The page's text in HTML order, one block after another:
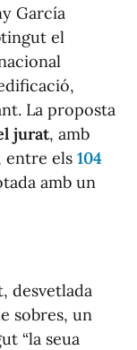
García
el
La proposta
jurat, amb
entre els 104
amb un
desvetlada
sobres, un
“la seua